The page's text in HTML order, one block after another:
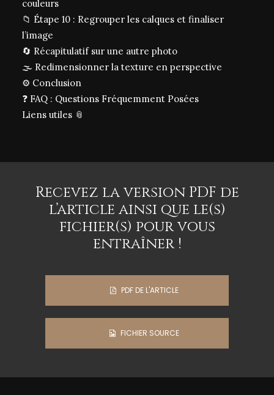
couleurs
📁 Étape 10 : Regrouper les calques et finaliser
l’image
🔄 Récapitulatif sur une autre photo
🌫️ Redimensionner la texture en perspective
⚙️ Conclusion
❓ FAQ : Questions Fréquemment Posées
Liens utiles 📎
Recevez la version PDF de
l’article ainsi que le(s)
fichier(s) pour vous
entraîner !
PDF DE L'ARTICLE
FICHIER SOURCE